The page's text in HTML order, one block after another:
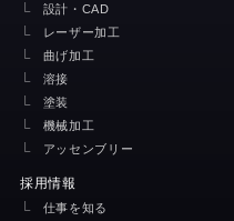
設計・CAD
レーザー加工
曲げ加工
溶接
塗装
機械加工
アッセンブリー
採用情報
仕事を知る